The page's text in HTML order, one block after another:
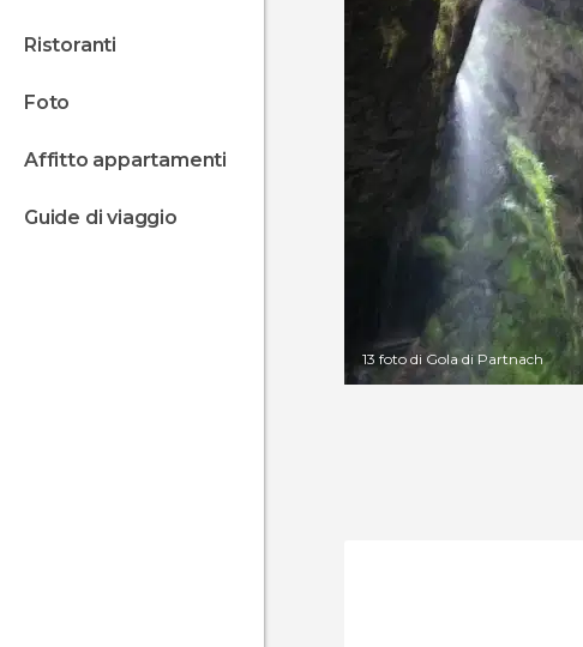
ristoranti
foto
affitto appartamenti
guide di viaggio
13 foto di Gola di Partnach